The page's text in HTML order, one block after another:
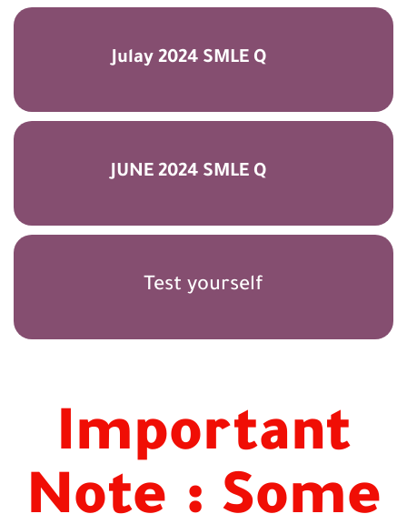
Julay 2024 SMLE Q
JUNE 2024 SMLE Q
Test yourself
Important
Note : Some